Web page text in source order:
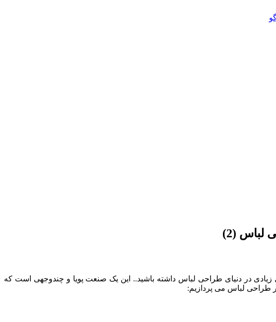
(2)
زیادی در دنیای طراحی لباس داشته باشید.. این یک صنعت پویا و چندوجهی است که
طراحی لباس می پردازیم: